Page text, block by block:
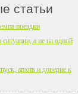
статьи
поездки
а не на одной
архив и доверие к